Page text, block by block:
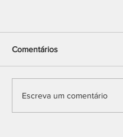
Comentários
Escreva um comentário